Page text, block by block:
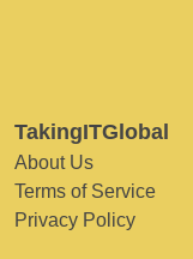
TakingITGlobal
About Us
Terms of Service
Privacy Policy